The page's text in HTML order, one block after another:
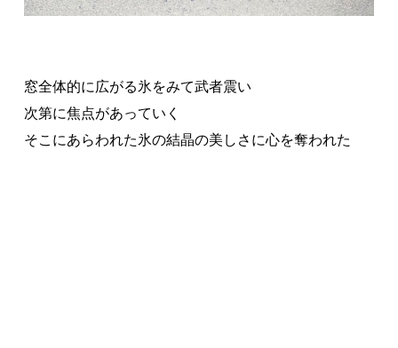
窓全体的に広がる氷をみて武者震い
次第に焦点があっていく
そこにあらわれた氷の結晶の美しさに心を奪われた